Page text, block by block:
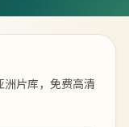
洲片库，免费高清